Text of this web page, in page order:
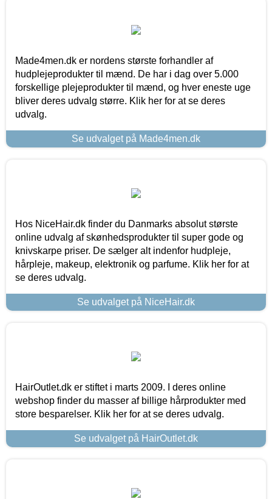
Made4men.dk er nordens største forhandler af
hudplejeprodukter til mænd. De har i dag over 5.000
forskellige plejeprodukter til mænd, og hver eneste uge
bliver deres udvalg større. Klik her for at se deres
udvalg.
Se udvalget på Made4men.dk
Hos NiceHair.dk finder du Danmarks absolut største
online udvalg af skønhedsprodukter til super gode og
knivskarpe priser. De sælger alt indenfor hudpleje,
hårpleje, makeup, elektronik og parfume. Klik her for at
se deres udvalg.
Se udvalget på NiceHair.dk
HairOutlet.dk er stiftet i marts 2009. I deres online
webshop finder du masser af billige hårprodukter med
store besparelser. Klik her for at se deres udvalg.
Se udvalget på HairOutlet.dk